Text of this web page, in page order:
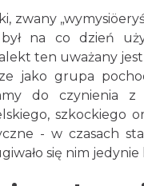
zwany
na co dzień
ten uważany
jako grupa
do czynienia z
szkockiego
- w czasach
się nim